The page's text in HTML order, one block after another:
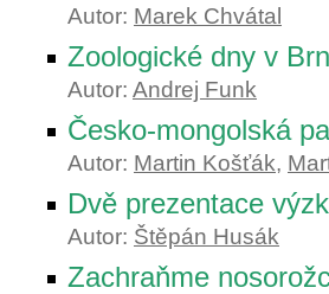
Autor: Marek Chvátal
Zoologické dny v
Autor: Andrej Funk
Česko-mongolská
Autor: Martin Košťák,
Dvě prezentace
Autor: Štěpán Husák
Zachraňme